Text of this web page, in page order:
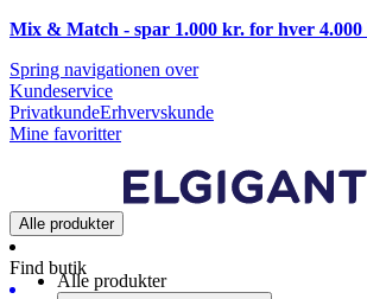
Mix & Match - spar 1.000 kr. for hver
Spring navigationen over
Kundeservice
PrivatkundeErhvervskunde
Mine favoritter
Alle produkter
Find butik
Alle produkter